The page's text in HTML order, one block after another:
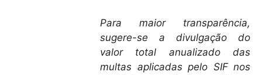
Para maior transparência,
sugere-se a divulgação do
valor total anualizado das
multas aplicadas pelo SIF nos